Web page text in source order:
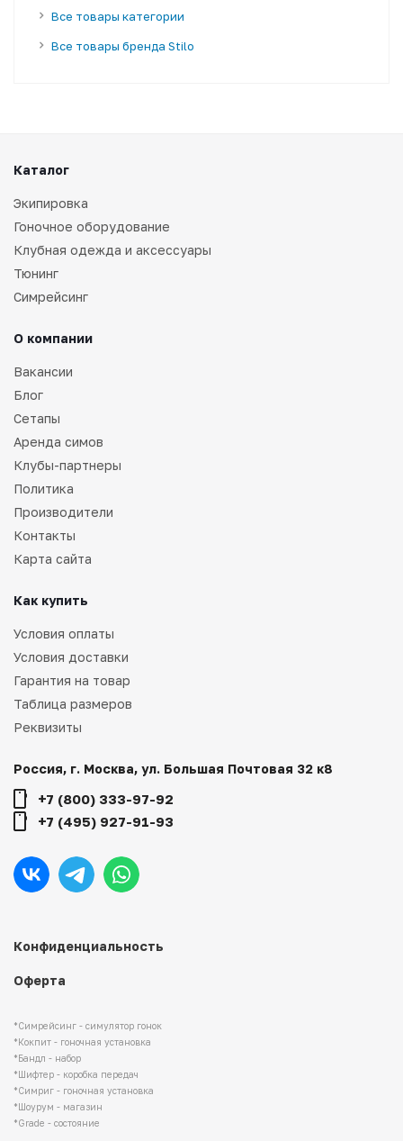
Все товары категории
Все товары бренда Stilo
*Симрейсинг - симулятор гонок
*Кокпит - гоночная установка
*Бандл - набор
*Шифтер - коробка передач
*Симриг - гоночная установка
*Шоурум - магазин
*Grade - состояние
Конфиденциальность
Оферта
Каталог
Экипировка
Гоночное оборудование
Клубная одежда и аксессуары
Тюнинг
Симрейсинг
О компании
Вакансии
Блог
Сетапы
Аренда симов
Клубы-партнеры
Политика
Производители
Контакты
Карта сайта
Как купить
Условия оплаты
Условия доставки
Гарантия на товар
Таблица размеров
Реквизиты
Россия, г. Москва, ул. Большая Почтовая 32 к8
+7 (800) 333-97-92
+7 (495) 927-91-93